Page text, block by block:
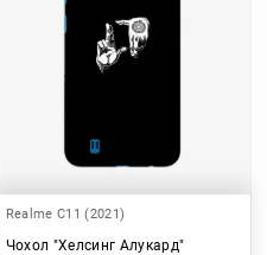
Realme C11 (2021)
Чохол "Хелсинг Алукард"